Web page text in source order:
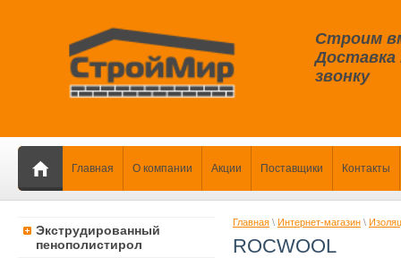
Строим
Доставка
звонку
Главная О компании Акции Поставщики Контакты
Экструдированный
пенополистирол
Главная \ Интернет-магазин \
ROCWOOL